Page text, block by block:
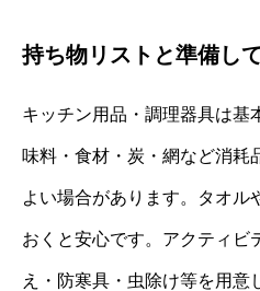
持ち物リストと準備し
キッチン用品・調理器具は基
味料・食材・炭・網など消耗
よい場合があります。タオル
おくと安心です。アクティビ
え・防寒具・虫除け等を用意